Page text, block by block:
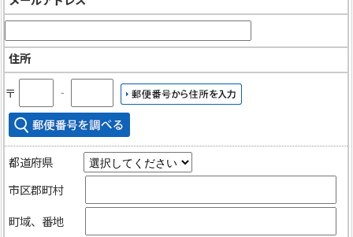
住所
〒 ‐
都道府県
市区郡町村
町域、番地